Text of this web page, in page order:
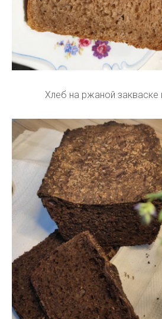
Хлеб на ржаной закваске